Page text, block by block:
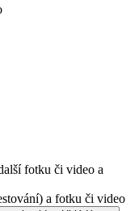
fotku či video a
a fotku či video